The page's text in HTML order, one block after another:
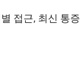
접근, 최신 통